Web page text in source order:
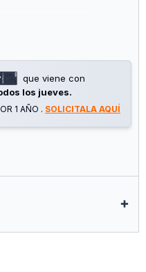
que viene con
los jueves.
1 AÑO . SOLICITALA AQUÍ